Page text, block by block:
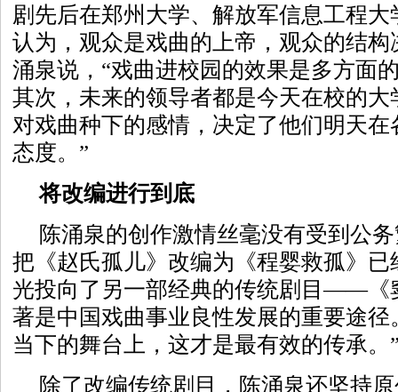
剧先后在郑州大学、解放军信息工程
认为，观众是戏曲的上帝，观众的结
涌泉说，“戏曲进校园的效果是多方面
其次，未来的领导者都是今天在校的
对戏曲种下的感情，决定了他们明天
态度。”
将改编进行到底
陈涌泉的创作激情丝毫没有受到公
把《赵氏孤儿》改编为《程婴救孤》
光投向了另一部经典的传统剧目——《
著是中国戏曲事业良性发展的重要途
当下的舞台上，这才是最有效的传承。
除了改编传统剧目，陈涌泉还坚持